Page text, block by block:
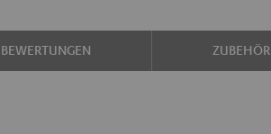
BEWERTUNGEN ZUBEHÖR